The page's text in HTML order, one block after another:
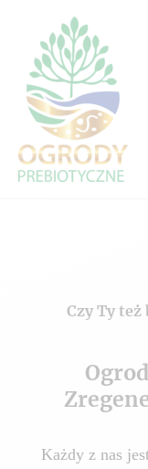
Czy Ty
Każdy z nas